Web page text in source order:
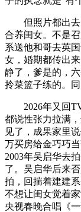
但照片都出去
合养闺女。不是
系送他和哥去英
女，婚期都传出
静了，爹是的，
拎菜篮子练的。
2026年又回
都说性张力拉满
见了，成果家里
万买房给金巧巧
2003年吴启华去
了。吴启华后来
拍，回揣着建建
不想让闺女觉着
央视春晚合唱《